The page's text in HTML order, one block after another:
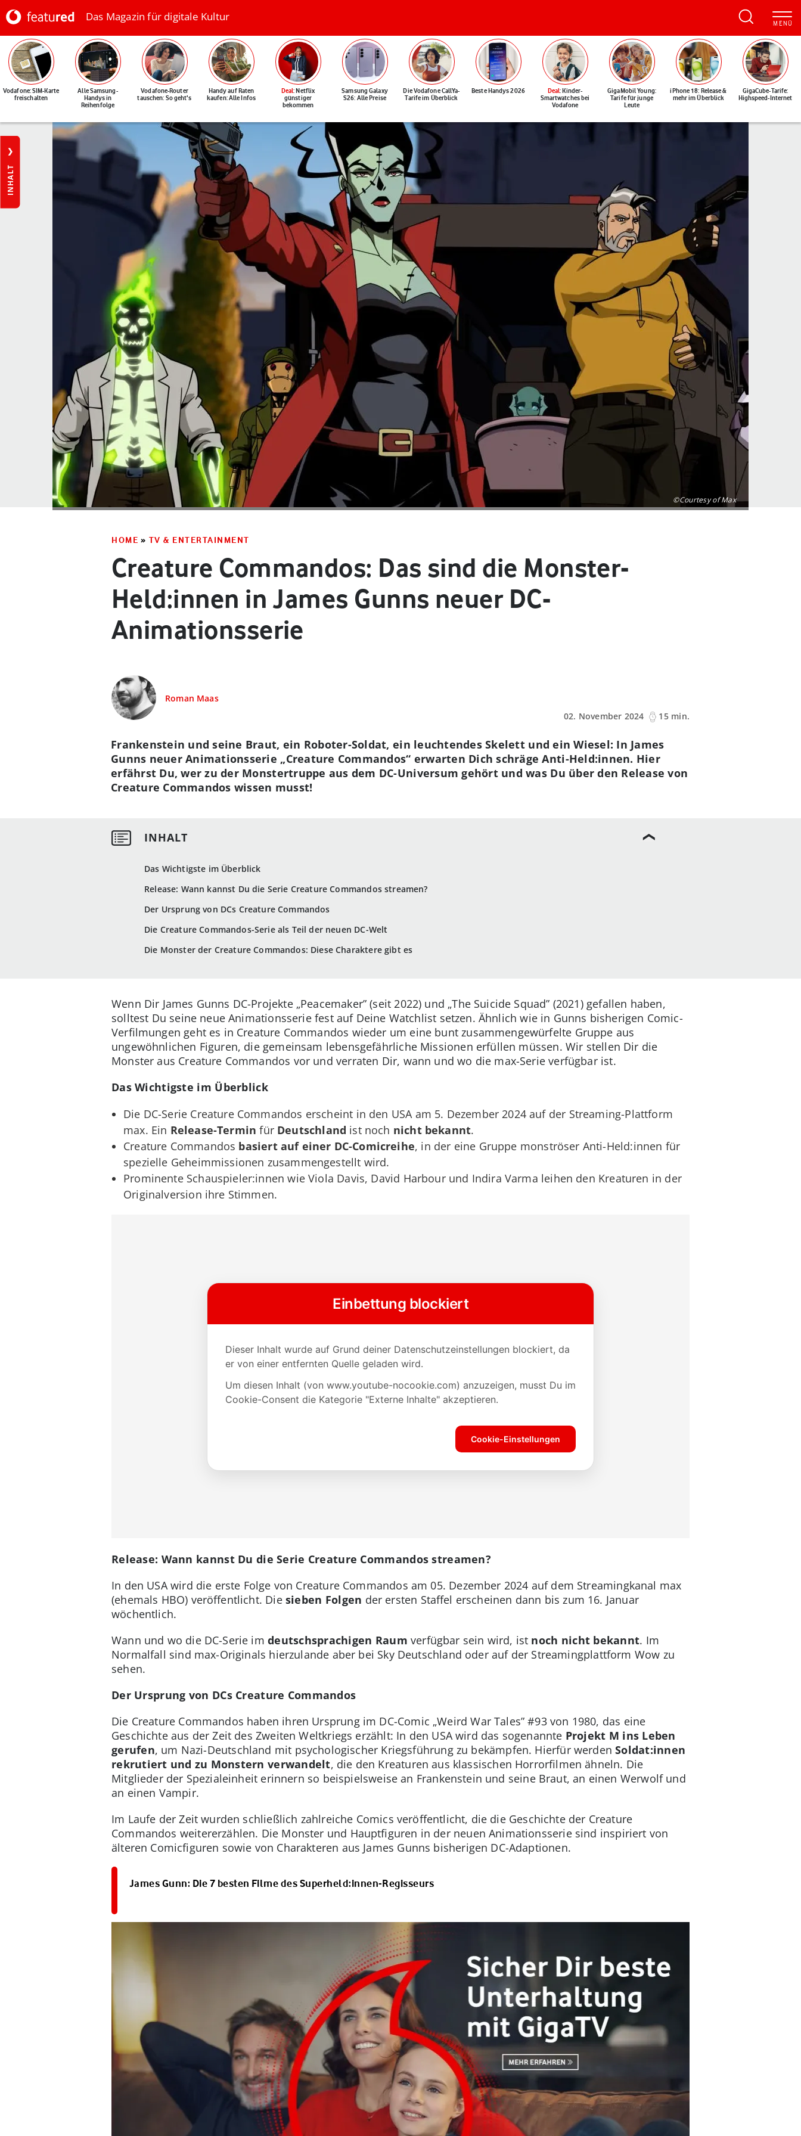
Das Magazin für digitale Kultur
Vodafone: SIM-Karte
freischalten
Alle Samsung-
Handys in
Reihenfolge
Vodafone-Router
tauschen: So geht's
Handy auf Raten
kaufen: Alle Infos
Deal: Netflix
günstiger
bekommen
Samsung Galaxy
S26: Alle Preise
Die Vodafone CallYa-
Tarife im Überblick
Beste Handys 2026 Deal: Kinder-
Smartwatches bei
Vodafone
GigaMobil Young:
Tarife für junge
Leute
iPhone 18: Release &
mehr im Überblick
GigaCube-Tarife:
Highspeed-Internet
INHALT
©Courtesy of Max
HOME » TV & ENTERTAINMENT
Creature Commandos: Das sind die Monster-
Held:innen in James Gunns neuer DC-
Animationsserie
Roman Maas
02. November 2024
15 min.
Das Wichtigste im Überblick
Release: Wann kannst Du die Serie Creature Commandos streamen?
Der Ursprung von DCs Creature Commandos
Die Creature Commandos-Serie als Teil der neuen DC-Welt
Die Monster der Creature Commandos: Diese Charaktere gibt es
Frankenstein und seine Braut, ein Roboter-Soldat, ein leuchtendes Skelett und ein Wiesel: In James
Gunns neuer Animationsserie „Creature Commandos“ erwarten Dich schräge Anti-Held:innen. Hier
erfährst Du, wer zu der Monstertruppe aus dem DC-Universum gehört und was Du über den Release von
Creature Commandos wissen musst!
Wenn Dir James Gunns DC-Projekte „Peacemaker” (seit 2022) und „The Suicide Squad” (2021) gefallen haben,
solltest Du seine neue Animationsserie fest auf Deine Watchlist setzen. Ähnlich wie in Gunns bisherigen Comic-
Verfilmungen geht es in Creature Commandos wieder um eine bunt zusammengewürfelte Gruppe aus
ungewöhnlichen Figuren, die gemeinsam lebensgefährliche Missionen erfüllen müssen. Wir stellen Dir die
Monster aus Creature Commandos vor und verraten Dir, wann und wo die max-Serie verfügbar ist.
Das Wichtigste im Überblick
Die DC-Serie Creature Commandos erscheint in den USA am 5. Dezember 2024 auf der Streaming-Plattform
max. Ein Release-Termin für Deutschland ist noch nicht bekannt.
Creature Commandos basiert auf einer DC-Comicreihe, in der eine Gruppe monströser Anti-Held:innen für
spezielle Geheimmissionen zusammengestellt wird.
Prominente Schauspieler:innen wie Viola Davis, David Harbour und Indira Varma leihen den Kreaturen in der
Originalversion ihre Stimmen.
Release: Wann kannst Du die Serie Creature Commandos streamen?
In den USA wird die erste Folge von Creature Commandos am 05. Dezember 2024 auf dem Streamingkanal max
(ehemals HBO) veröffentlicht. Die sieben Folgen der ersten Staffel erscheinen dann bis zum 16. Januar
wöchentlich.
Wann und wo die DC-Serie imdeutschsprachigen Raum verfügbar sein wird, ist noch nicht bekannt. Im
Normalfall sind max-Originals hierzulande aber bei Sky Deutschland oder auf der Streamingplattform Wow zu
sehen.
Der Ursprung von DCs Creature Commandos
Die Creature Commandos haben ihren Ursprung im DC-Comic „Weird War Tales” #93 von 1980, das eine
Geschichte aus der Zeit des Zweiten Weltkriegs erzählt: In den USA wird das sogenannte Projekt M ins Leben
gerufen, um Nazi-Deutschland mit psychologischer Kriegsführung zu bekämpfen. Hierfür werdenSoldat:innen
rekrutiert und zu Monstern verwandelt, die den Kreaturen aus klassischen Horrorfilmen ähneln. Die
Mitglieder der Spezialeinheit erinnern so beispielsweise an Frankenstein und seine Braut, an einen Werwolf und
an einen Vampir.
Im Laufe der Zeit wurden schließlich zahlreiche Comics veröffentlicht, die die Geschichte der Creature
Commandos weitererzählen. Die Monster und Hauptfiguren in der neuen Animationsserie sind inspiriert von
älteren Comicfiguren sowie von Charakteren aus James Gunns bisherigen DC-Adaptionen.
James Gunn: Die 7 besten Filme des Superheld:innen-Regisseurs